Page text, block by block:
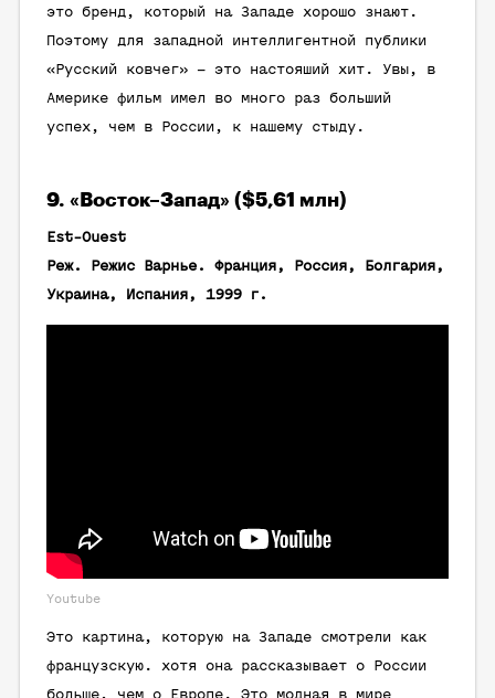
это бренд, который на Западе хорошо знают.
Поэтому для западной интеллигентной публики
«Русский ковчег» – это настояший хит. Увы, в
Америке фильм имел во много раз больший
успех, чем в России, к нашему стыду.
9. «Восток–Запад» ($5,61 млн)
Est-Ouest
Реж. Режис Варнье. Франция, Россия, Болгария,
Украина, Испания, 1999 г.
Youtube
Это картина, которую на Западе смотрели как
французскую. хотя она рассказывает о России
больше, чем о Европе. Это модная в мире